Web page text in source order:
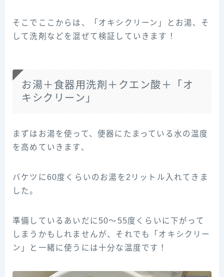
そこでここからは、「オキシクリーン」とお湯、そ
して洗剤などを混ぜて検証していきます！
お湯＋食器用洗剤＋クエン酸＋「オ
キシクリーン」
まずはお湯を使って、便器にたまっている水の温度
を高めていきます、
バケツに60度くらいのお湯を2リットル入れてきま
した。
準備しているあいだに50〜55度くらいに下がって
しまうかもしれませんが、それでも「オキシクリー
ン」と一緒に使うには十分な温度です！